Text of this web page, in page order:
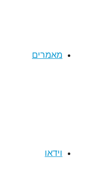
מאמרים
וידאו